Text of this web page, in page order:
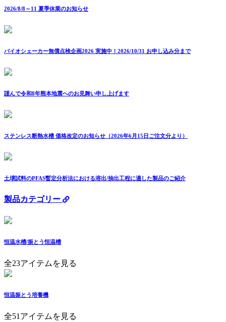
2026/8/8～11 夏季休業のお知らせ
バイオシェーカー無償点検企画2026 実施中！2026/10/31 お申し込み分まで
謹んで令和8年熊本地震へのお見舞い申し上げます
ステンレス断熱水槽 価格改定のお知らせ（2026年6月15日ご注文分より）
土壌試料のPFAS暫定分析法における溶出/抽出工程に適した製品のご紹介
製品カテゴリー
恒温水槽/振とう恒温槽
全23アイテムを見る
恒温振とう培養機
全51アイテムを見る